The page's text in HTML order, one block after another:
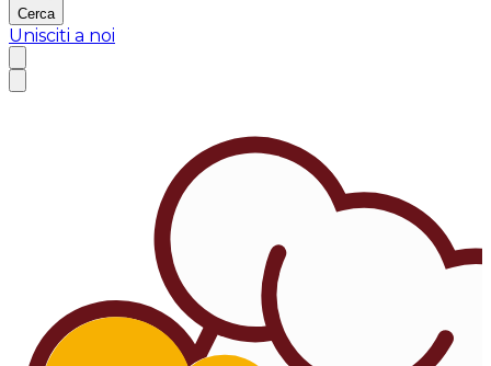
Cerca
Unisciti a noi